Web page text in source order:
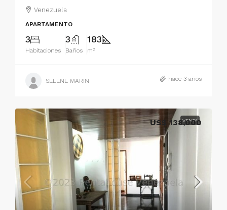
Venezuela
APARTAMENTO
3
Habitaciones
3
Baños
183
m²
SELENE MARIN hace 3 años
VENTA
US$ 138,000